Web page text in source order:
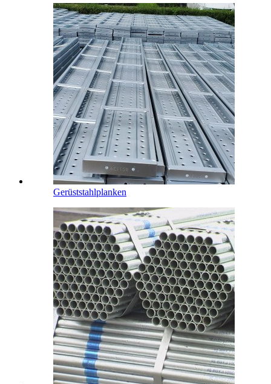
Gerüststahlplanken